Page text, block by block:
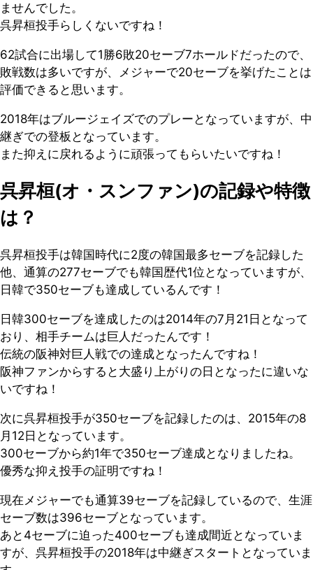
ませんでした。
呉昇桓投手らしくないですね！
62試合に出場して1勝6敗20セーブ7ホールドだったので、
敗戦数は多いですが、メジャーで20セーブを挙げたことは
評価できると思います。
2018年はブルージェイズでのプレーとなっていますが、中
継ぎでの登板となっています。
また抑えに戻れるように頑張ってもらいたいですね！
呉昇桓(オ・スンファン)の記録や特徴
は？
呉昇桓投手は韓国時代に2度の韓国最多セーブを記録した
他、通算の277セーブでも韓国歴代1位となっていますが、
日韓で350セーブも達成しているんです！
日韓300セーブを達成したのは2014年の7月21日となって
おり、相手チームは巨人だったんです！
伝統の阪神対巨人戦での達成となったんですね！
阪神ファンからすると大盛り上がりの日となったに違いな
いですね！
次に呉昇桓投手が350セーブを記録したのは、2015年の8
月12日となっています。
300セーブから約1年で350セーブ達成となりましたね。
優秀な抑え投手の証明ですね！
現在メジャーでも通算39セーブを記録しているので、生涯
セーブ数は396セーブとなっています。
あと4セーブに迫った400セーブも達成間近となっていま
すが、呉昇桓投手の2018年は中継ぎスタートとなっていま